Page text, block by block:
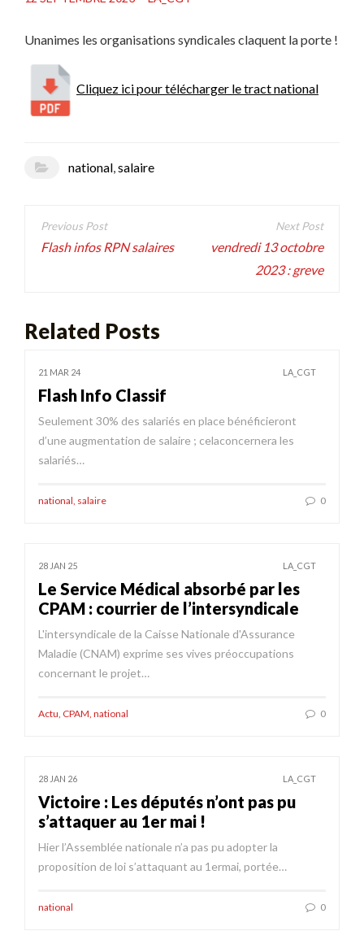
Unanimes les organisations syndicales claquent la porte !
Cliquez ici pour télécharger le tract national
national,salaire
Navigation
de
Flash infos RPN salaires
vendredi 13 octobre
2023 : greve
Related Posts
21 MAR 24 LA_CGT
Flash Info Classif
Seulement 30% des salariés en place bénéficieront
d’une augmentation de salaire ; celaconcernera les
salariés…
national salaire 0
28 JAN 25 LA_CGT
Le Service Médical absorbé par les
CPAM : courrier de l’intersyndicale
L'intersyndicale de la Caisse Nationale d'Assurance
Maladie (CNAM) exprime ses vives préoccupations
concernant le projet…
Actu CPAM national 0
28 JAN 26 LA_CGT
Victoire : Les députés n’ont pas pu
s’attaquer au 1er mai !
Hier l’Assemblée nationale n’a pas pu adopter la
proposition de loi s’attaquant au 1ermai, portée…
national 0